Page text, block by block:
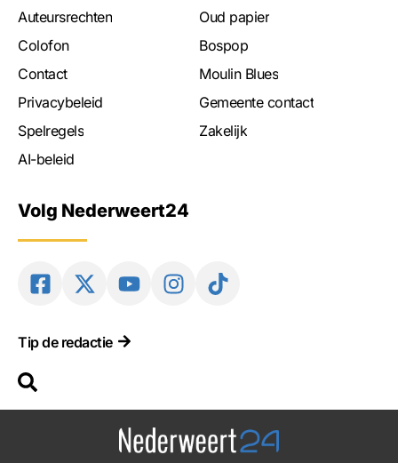
Auteursrechten
Colofon
Contact
Privacybeleid
Spelregels
AI-beleid
Oud papier
Bospop
Moulin Blues
Gemeente contact
Zakelijk
Volg Nederweert24
Tip de redactie